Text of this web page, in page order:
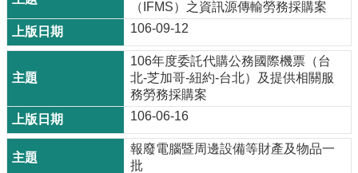
（IFMS）之資訊源傳輸勞務採購案
106-09-12
106年度委託代購公務國際機票（台
北-芝加哥-紐約-台北）及提供相關服
務勞務採購案
106-06-16
報廢電腦暨周邊設備等財產及物品一
批